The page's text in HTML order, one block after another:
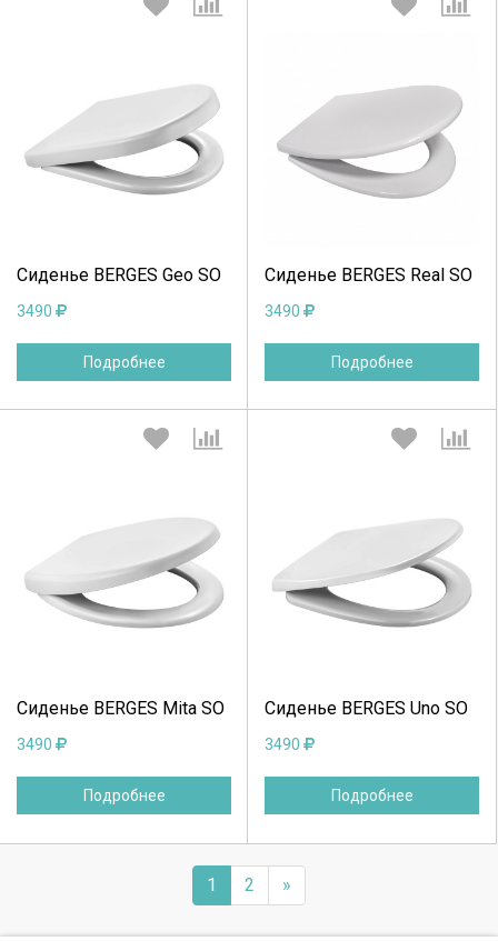
Сиденье BERGES Geo SO
3490
Подробнее
Выберите количество:
Сиденье BERGES Real SO
3490
Подробнее
Выберите количество:
Сиденье BERGES Mita SO
3490
Подробнее
Выберите количество:
Сиденье BERGES Uno SO
3490
Подробнее
Выберите количество:
1 2 »